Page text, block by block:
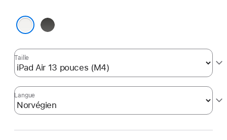
Noir
Taille
Langue